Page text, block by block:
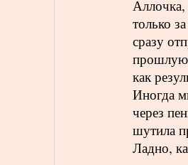
Аллочка,
только
сразу
прошлую
как
Иногда
через
шутила
Ладно,